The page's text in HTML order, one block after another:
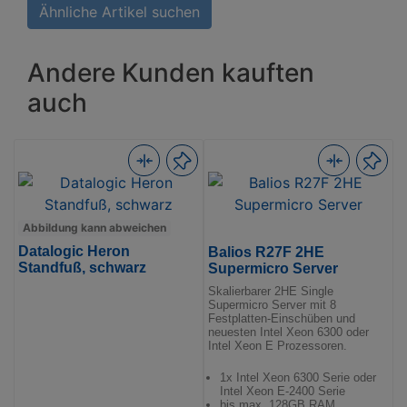
in
Ähnliche Artikel suchen
Andere Kunden kauften
auch
Abbildung kann abweichen
Datalogic Heron
Standfuß, schwarz
Balios R27F 2HE
Supermicro Server
Skalierbarer 2HE Single
Supermicro Server mit 8
Festplatten-Einschüben und
neuesten Intel Xeon 6300 oder
Intel Xeon E Prozessoren.
1x Intel Xeon 6300 Serie oder
Intel Xeon E-2400 Serie